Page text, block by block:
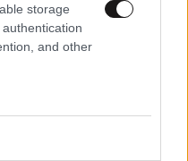
storage
and other